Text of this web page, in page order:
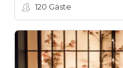
120 Gäste